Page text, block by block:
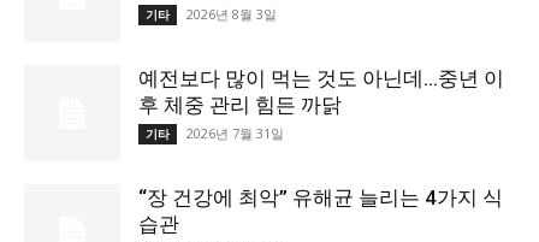
기타 2026년 8월 3일
예전보다 많이 먹는 것도 아닌데…중년 이
후 체중 관리 힘든 까닭
기타 2026년 7월 31일
“장 건강에 최악” 유해균 늘리는 4가지 식
습관